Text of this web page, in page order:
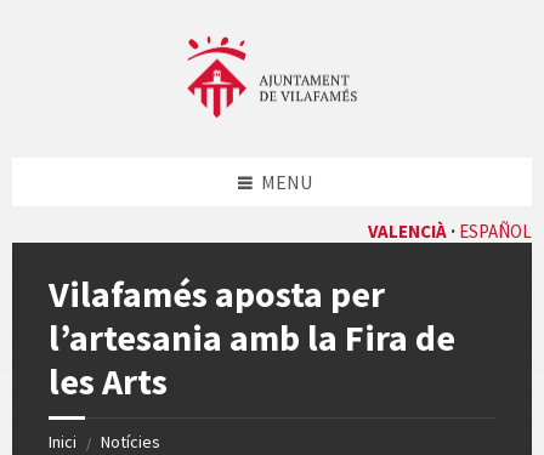
VALENCIÀ ESPAÑOL
MENU
Vilafamés aposta per
l’artesania amb la Fira de
les Arts
Inici / Notícies